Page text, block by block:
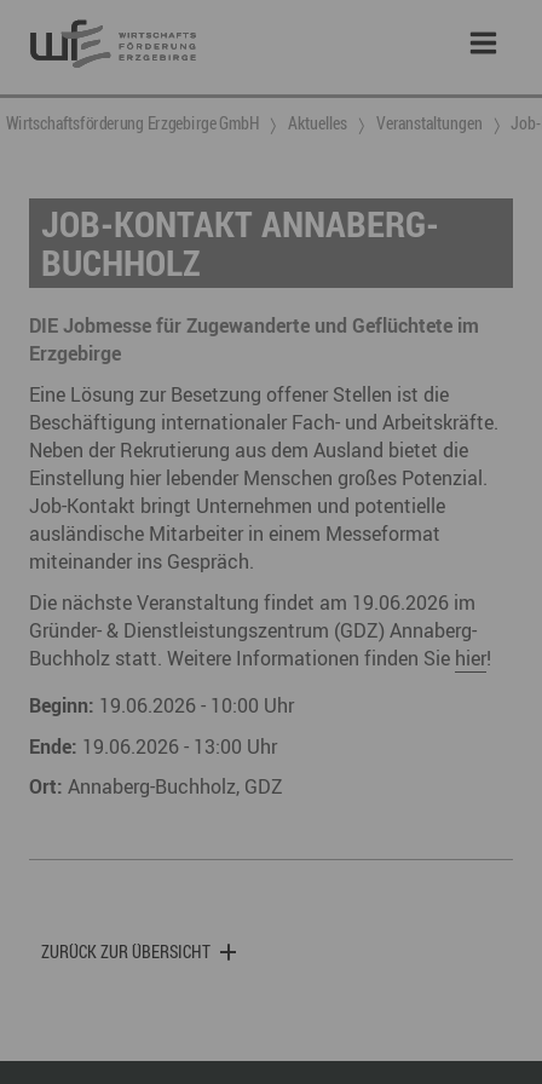
Wirtschaftsförderung Erzgebirge GmbH Aktuelles Veranstaltungen
JOB-KONTAKT ANNABERG-
BUCHHOLZ
DIE Jobmesse für Zugewanderte und Geflüchtete im
Erzgebirge
Eine Lösung zur Besetzung offener Stellen ist die
Beschäftigung internationaler Fach- und Arbeitskräfte.
Neben der Rekrutierung aus dem Ausland bietet die
Einstellung hier lebender Menschen großes Potenzial.
Job-Kontakt bringt Unternehmen und potentielle
ausländische Mitarbeiter in einem Messeformat
miteinander ins Gespräch.
Die nächste Veranstaltung findet am 19.06.2026 im
Gründer- & Dienstleistungszentrum (GDZ) Annaberg-
Buchholz statt. Weitere Informationen finden Sie hier!
Beginn: 19.06.2026 - 10:00 Uhr
Ende: 19.06.2026 - 13:00 Uhr
Ort: Annaberg-Buchholz, GDZ
ZURÜCK ZUR ÜBERSICHT